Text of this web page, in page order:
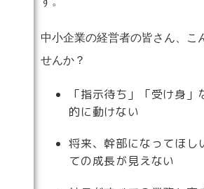
中小企業の経営者の皆さん、こ
せんか？
「指示待ち」「受け身
的に動けない
将来、幹部になってほし
ての成長が見えない